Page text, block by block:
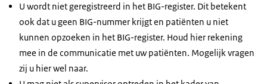
U kunt Tijdelijk en Incidenteel werken
aanvragen als u:
een beroepsdiploma heeft van binnen de EU
of Zwitserland voor een beroep waarvoor
BIG-registratie vereist
Voor een snelle afhandeling van uw aanvraag is
3.
Vul het aanvraagformulier in
U wordt niet geregistreerd in het BIG-register. Dit betekent
ook dat u geen BIG-nummer krijgt en patiënten u niet
kunnen opzoeken in het BIG-register. Houd hier rekening
mee in de communicatie met uw patiënten. Mogelijk vragen
zij u hier wel naar.